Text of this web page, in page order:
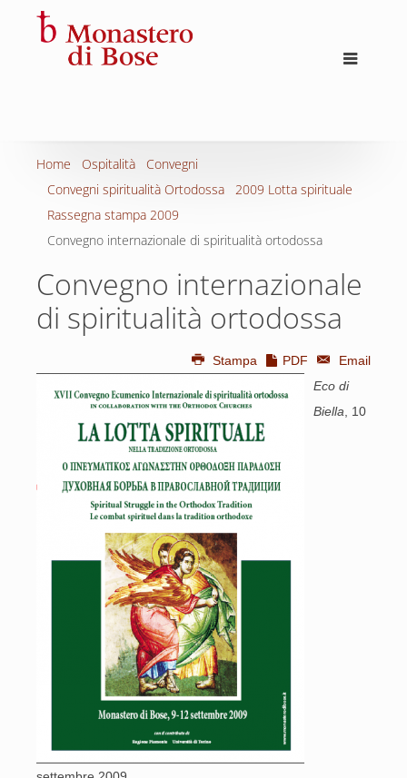
Home Ospitalità
Convegni
Convegni spiritualità Ortodossa
2009 Lotta spirituale
Rassegna stampa 2009
Convegno internazionale di spiritualità ortodossa
Convegno internazionale
di spiritualità ortodossa
Stampa PDF
Email
Eco di
Biella , 10